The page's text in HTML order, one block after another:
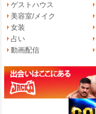
ゲストハウス
美容室/メイク
女装
占い
動画配信